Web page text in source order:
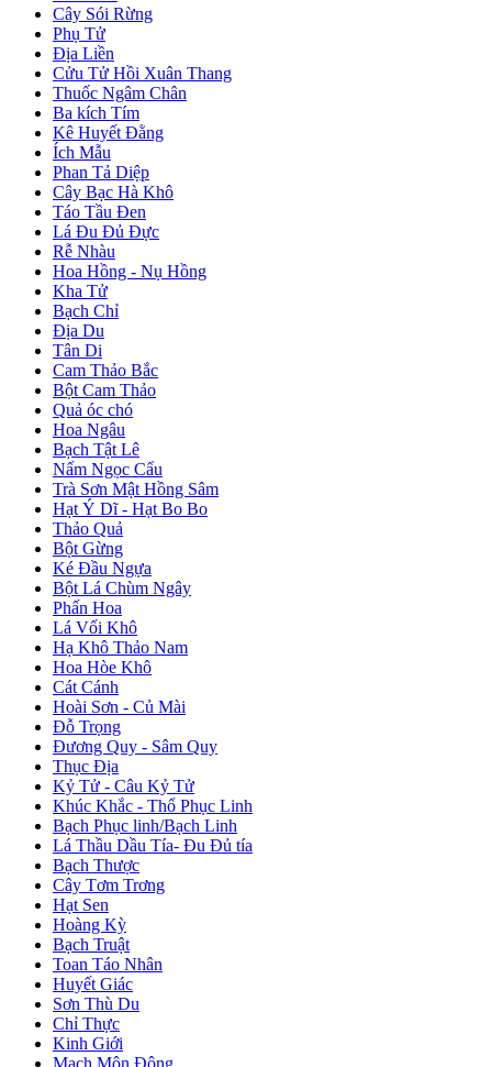
Cây Sói Rừng
Phụ Tử
Địa Liền
Cửu Tử Hồi Xuân Thang
Thuốc Ngâm Chân
Ba kích Tím
Kê Huyết Đằng
Ích Mẫu
Phan Tả Diệp
Cây Bạc Hà Khô
Táo Tầu Đen
Lá Đu Đủ Đực
Rễ Nhàu
Hoa Hồng - Nụ Hồng
Kha Tử
Bạch Chỉ
Địa Du
Tân Di
Cam Thảo Bắc
Bột Cam Thảo
Quả óc chó
Hoa Ngâu
Bạch Tật Lê
Nấm Ngọc Cẩu
Trà Sơn Mật Hồng Sâm
Hạt Ý Dĩ - Hạt Bo Bo
Thảo Quả
Bột Gừng
Ké Đầu Ngựa
Bột Lá Chùm Ngây
Phấn Hoa
Lá Vối Khô
Hạ Khô Thảo Nam
Hoa Hòe Khô
Cát Cánh
Hoài Sơn - Củ Mài
Đỗ Trọng
Đương Quy - Sâm Quy
Thục Địa
Kỷ Tử - Câu Kỷ Tử
Khúc Khắc - Thổ Phục Linh
Bạch Phục linh/Bạch Linh
Lá Thầu Dầu Tía- Đu Đủ tía
Bạch Thược
Cây Tơm Trơng
Hạt Sen
Hoàng Kỳ
Bạch Truật
Toan Táo Nhân
Huyết Giác
Sơn Thù Du
Chỉ Thực
Kinh Giới
Mạch Môn Đông